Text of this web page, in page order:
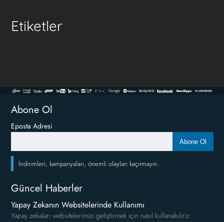
Etiketler
Abone Ol
Eposta Adresi
Abone Ol
İndirimleri, kampanyaları, önemli olayları kaçırmayın.
Güncel Haberler
Yapay Zekanın Websitelerinde Kullanımı
Yapay zekaları websitelerimizi geliştirmek için nasıl kullanabiliriz